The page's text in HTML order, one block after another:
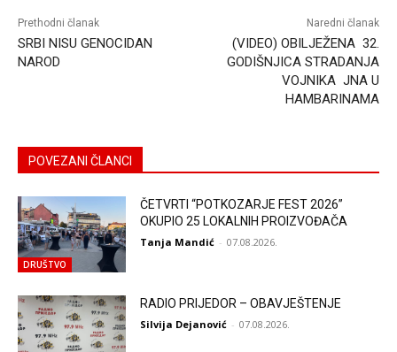
Prethodni članak
SRBI NISU GENOCIDAN
NAROD
Naredni članak
(VIDEO) OBILJEŽENA 32.
GODIŠNJICA STRADANJA
VOJNIKA JNA U
HAMBARINAMA
POVEZANI ČLANCI
DRUŠTVO
ČETVRTI “POTKOZARJE FEST 2026”
OKUPIO 25 LOKALNIH PROIZVOĐAČA
Tanja Mandić - 07.08.2026.
RADIO PRIJEDOR – OBAVJEŠTENJE
Silvija Dejanović - 07.08.2026.